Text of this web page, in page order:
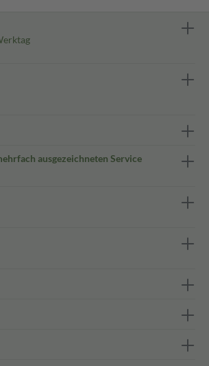
ausgezeichneten Service